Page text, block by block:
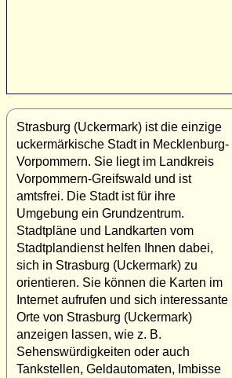
Strasburg (Uckermark) ist die einzige
uckermärkische Stadt in Mecklenburg-
Vorpommern. Sie liegt im Landkreis
Vorpommern-Greifswald und ist
amtsfrei. Die Stadt ist für ihre
Umgebung ein Grundzentrum.
Stadtpläne und Landkarten vom
Stadtplandienst helfen Ihnen dabei,
sich in Strasburg (Uckermark) zu
orientieren. Sie können die Karten im
Internet aufrufen und sich interessante
Orte von Strasburg (Uckermark)
anzeigen lassen, wie z. B.
Sehenswürdigkeiten oder auch
Tankstellen, Geldautomaten, Imbisse